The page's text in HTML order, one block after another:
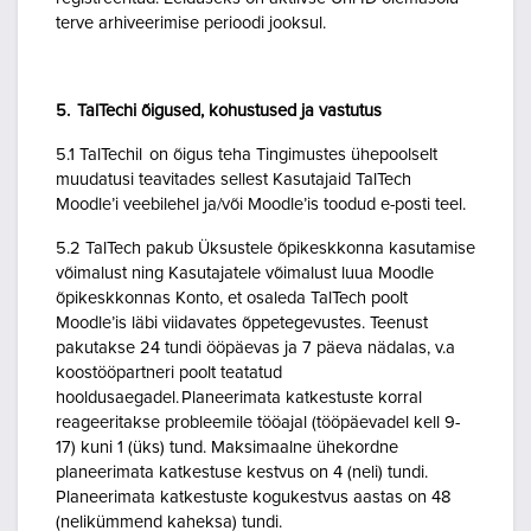
terve arhiveerimise perioodi jooksul.
5. TalTechi õigused, kohustused ja vastutus
5.1 TalTechil on õigus teha Tingimustes ühepoolselt
muudatusi teavitades sellest Kasutajaid TalTech
Moodle’i veebilehel ja/või Moodle’is toodud e-posti teel.
5.2 TalTech pakub Üksustele õpikeskkonna kasutamise
võimalust ning Kasutajatele võimalust luua Moodle
õpikeskkonnas Konto, et osaleda TalTech poolt
Moodle’is läbi viidavates õppetegevustes. Teenust
pakutakse 24 tundi ööpäevas ja 7 päeva nädalas, v.a
koostööpartneri poolt teatatud
hooldusaegadel. Planeerimata katkestuste korral
reageeritakse probleemile tööajal (tööpäevadel kell 9-
17) kuni 1 (üks) tund. Maksimaalne ühekordne
planeerimata katkestuse kestvus on 4 (neli) tundi.
Planeerimata katkestuste kogukestvus aastas on 48
(nelikümmend kaheksa) tundi.